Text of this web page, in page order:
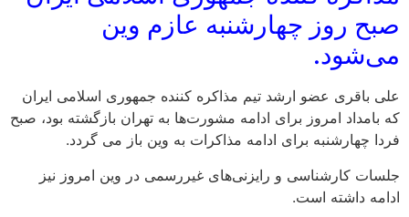
صبح روز چهارشنبه عازم وین
می‌شود.
علی باقری عضو ارشد تیم مذاکره کننده جمهوری اسلامی ایران
که بامداد امروز برای ادامه مشورت‌ها به تهران بازگشته بود، صبح
فردا چهارشنبه برای ادامه مذاکرات به وین باز می گردد.
جلسات کارشناسی و رایزنی‌های غیررسمی در وین امروز نیز
ادامه داشته است.